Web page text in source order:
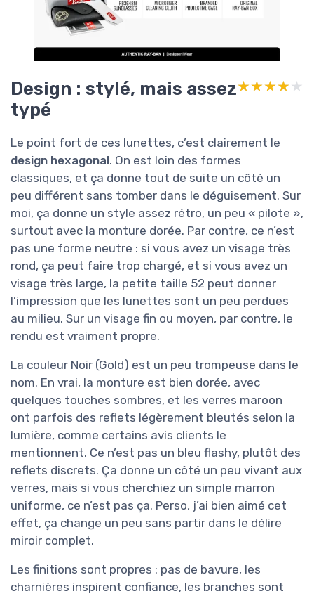
Design : stylé, mais assez
typé
★★★★★
★★★★★
Le point fort de ces lunettes, c’est clairement le
design hexagonal. On est loin des formes
classiques, et ça donne tout de suite un côté un
peu différent sans tomber dans le déguisement. Sur
moi, ça donne un style assez rétro, un peu « pilote »,
surtout avec la monture dorée. Par contre, ce n’est
pas une forme neutre : si vous avez un visage très
rond, ça peut faire trop chargé, et si vous avez un
visage très large, la petite taille 52 peut donner
l’impression que les lunettes sont un peu perdues
au milieu. Sur un visage fin ou moyen, par contre, le
rendu est vraiment propre.
La couleur Noir (Gold) est un peu trompeuse dans le
nom. En vrai, la monture est bien dorée, avec
quelques touches sombres, et les verres maroon
ont parfois des reflets légèrement bleutés selon la
lumière, comme certains avis clients le
mentionnent. Ce n’est pas un bleu flashy, plutôt des
reflets discrets. Ça donne un côté un peu vivant aux
verres, mais si vous cherchiez un simple marron
uniforme, ce n’est pas ça. Perso, j’ai bien aimé cet
effet, ça change un peu sans partir dans le délire
miroir complet.
Les finitions sont propres : pas de bavure, les
charnières inspirent confiance, les branches sont